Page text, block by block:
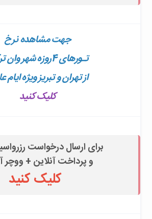
جهت مشاهدهنرخ
تـورهای 4روزه
شهر وان
از تهران و تبریز ویژه ایام
کلیک کنید
برای ارسال درخواست
و پرداخت آنلاین + ووچر